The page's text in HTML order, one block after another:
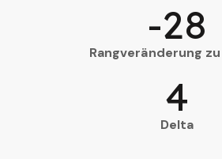
Rangveränderung
-28
Delta
4